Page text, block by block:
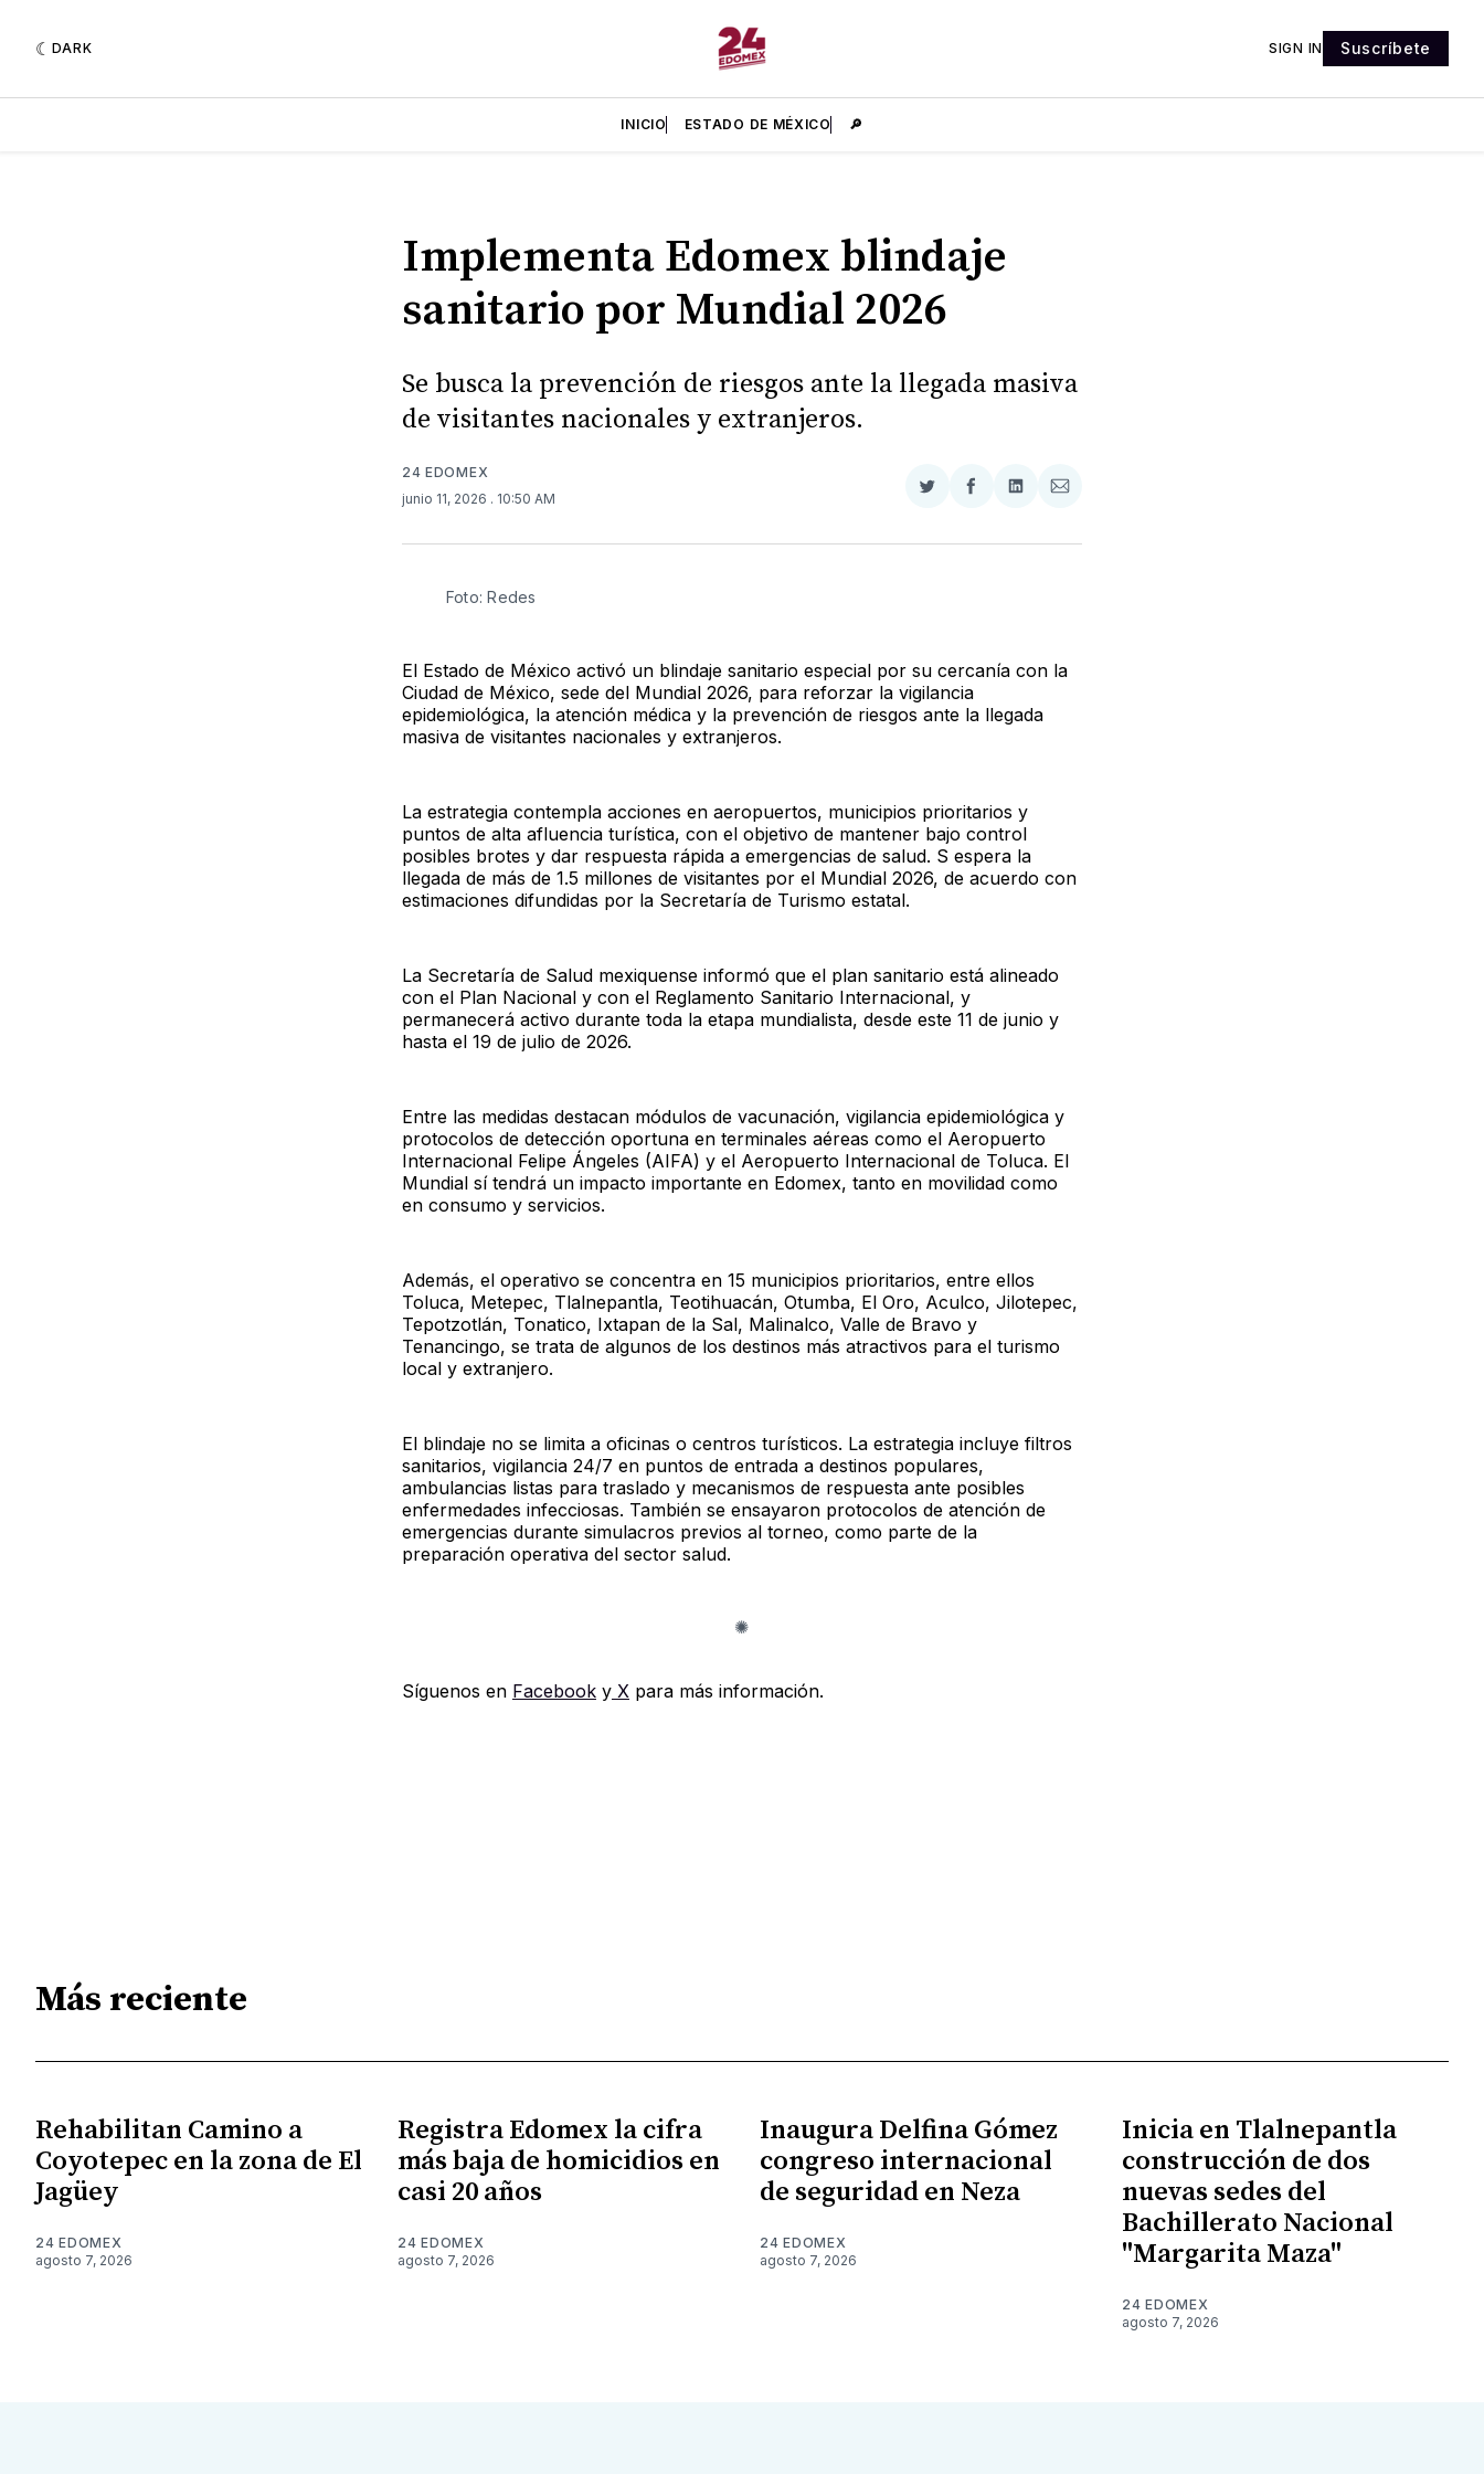
DARK SIGN IN Suscríbete
INICIO ESTADO DE MÉXICO 🔎
Implementa Edomex blindaje
sanitario por Mundial 2026
Se busca la prevención de riesgos ante la llegada masiva
de visitantes nacionales y extranjeros.
24 EDOMEX
junio 11, 2026 . 10:50 AM
Compartir
Twitter
Compartir
Facebook
Compartir
LinkedIn
Compartir
Email
Foto: Redes
El Estado de México activó un blindaje sanitario especial por su cercanía con la
Ciudad de México, sede del Mundial 2026, para reforzar la vigilancia
epidemiológica, la atención médica y la prevención de riesgos ante la llegada
masiva de visitantes nacionales y extranjeros.
La estrategia contempla acciones en aeropuertos, municipios prioritarios y
puntos de alta afluencia turística, con el objetivo de mantener bajo control
posibles brotes y dar respuesta rápida a emergencias de salud. S espera la
llegada de más de 1.5 millones de visitantes por el Mundial 2026, de acuerdo con
estimaciones difundidas por la Secretaría de Turismo estatal.
La Secretaría de Salud mexiquense informó que el plan sanitario está alineado
con el Plan Nacional y con el Reglamento Sanitario Internacional, y
permanecerá activo durante toda la etapa mundialista, desde este 11 de junio y
hasta el 19 de julio de 2026.
Entre las medidas destacan módulos de vacunación, vigilancia epidemiológica y
protocolos de detección oportuna en terminales aéreas como el Aeropuerto
Internacional Felipe Ángeles (AIFA) y el Aeropuerto Internacional de Toluca. El
Mundial sí tendrá un impacto importante en Edomex, tanto en movilidad como
en consumo y servicios.
Además, el operativo se concentra en 15 municipios prioritarios, entre ellos
Toluca, Metepec, Tlalnepantla, Teotihuacán, Otumba, El Oro, Aculco, Jilotepec,
Tepotzotlán, Tonatico, Ixtapan de la Sal, Malinalco, Valle de Bravo y
Tenancingo, se trata de algunos de los destinos más atractivos para el turismo
local y extranjero.
El blindaje no se limita a oficinas o centros turísticos. La estrategia incluye filtros
sanitarios, vigilancia 24/7 en puntos de entrada a destinos populares,
ambulancias listas para traslado y mecanismos de respuesta ante posibles
enfermedades infecciosas. También se ensayaron protocolos de atención de
emergencias durante simulacros previos al torneo, como parte de la
preparación operativa del sector salud.
Síguenos en FacebookyX para más información.
Más reciente
Rehabilitan Camino a
Coyotepec en la zona de El
Jagüey
24 EDOMEX
agosto 7, 2026
Registra Edomex la cifra
más baja de homicidios en
casi 20 años
24 EDOMEX
agosto 7, 2026
Inaugura Delfina Gómez
congreso internacional
de seguridad en Neza
24 EDOMEX
agosto 7, 2026
Inicia en Tlalnepantla
construcción de dos
nuevas sedes del
Bachillerato Nacional
"Margarita Maza"
24 EDOMEX
agosto 7, 2026